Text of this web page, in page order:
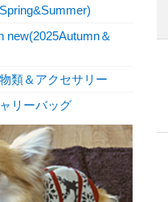
new(2025Autumn＆
類＆アクセサリー
リーバッグ